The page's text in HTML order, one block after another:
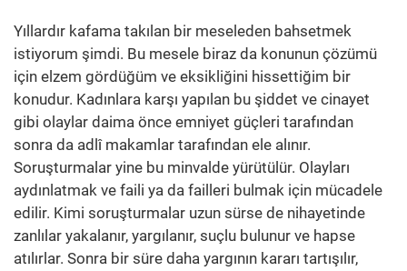
Yıllardır kafama takılan bir meseleden bahsetmek
istiyorum şimdi. Bu mesele biraz da konunun çözümü
için elzem gördüğüm ve eksikliğini hissettiğim bir
konudur. Kadınlara karşı yapılan bu şiddet ve cinayet
gibi olaylar daima önce emniyet güçleri tarafından
sonra da adlî makamlar tarafından ele alınır.
Soruşturmalar yine bu minvalde yürütülür. Olayları
aydınlatmak ve faili ya da failleri bulmak için mücadele
edilir. Kimi soruşturmalar uzun sürse de nihayetinde
zanlılar yakalanır, yargılanır, suçlu bulunur ve hapse
atılırlar. Sonra bir süre daha yargının kararı tartışılır,